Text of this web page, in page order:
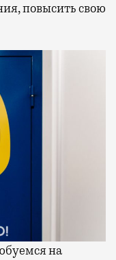
повысить свою
на